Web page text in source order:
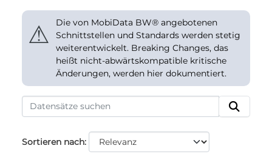
⚠
Die von MobiData BW® angebotenen
Schnittstellen und Standards werden stetig
weiterentwickelt. Breaking Changes, das
heißt nicht-abwärtskompatible kritische
Änderungen, werden hier dokumentiert.
Sortieren nach